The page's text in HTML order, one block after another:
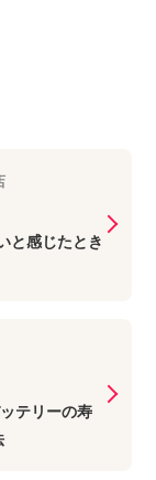
と感じたとき
テリーの寿